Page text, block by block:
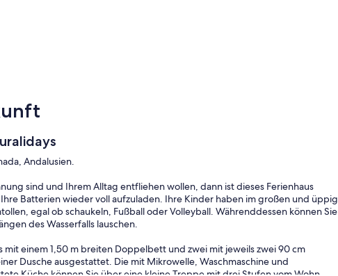
Andalusien.
sind und Ihrem Alltag entfliehen wollen, dann ist dieses Ferienhaus
Batterien wieder voll aufzuladen. Ihre Kinder haben im großen und üppig
egal ob schaukeln, Fußball oder Volleyball. Währenddessen können Sie
des Wasserfalls lauschen.
mit einem 1,50 m breiten Doppelbett und zwei mit jeweils zwei 90 cm
Dusche ausgestattet. Die mit Mikrowelle, Waschmaschine und